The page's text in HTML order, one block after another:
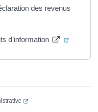
des revenus
un nouvel onglet)
d’information
(ouverture dans un
dans un nouvel onglet)